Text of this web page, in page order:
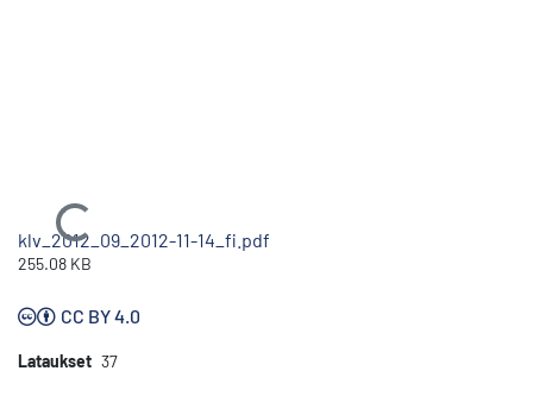
Ladataan...
klv_2012_09_2012-11-14_fi.pdf
255.08 KB
CC BY 4.0
Lataukset 37